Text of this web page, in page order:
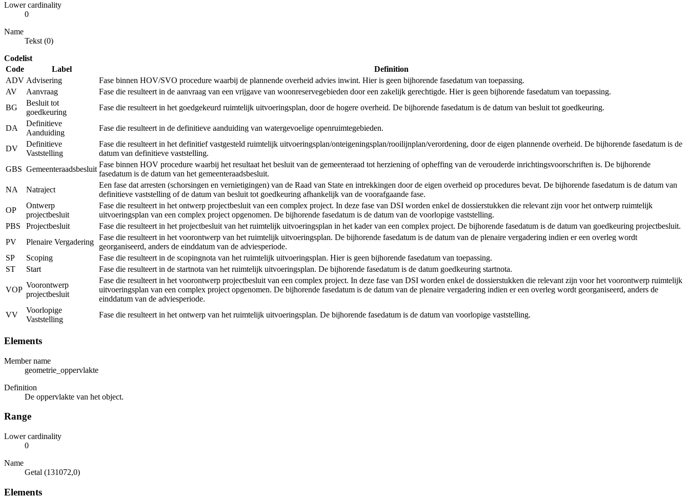
Lower cardinality
0
Name
Tekst (0)
Codelist
Code
Label
Definition
ADV Advisering
Fase binnen HOV/SVO procedure waarbij de plannende overheid advies inwint. Hier is geen bijhorende fasedatum van toepassing.
AV
Aanvraag
Fase die resulteert in de aanvraag van een vrijgave van woonreservegebieden door een zakelijk gerechtigde. Hier is geen bijhorende fasedatum van toepassing.
BG
Besluit tot
goedkeuring
Fase die resulteert in het goedgekeurd ruimtelijk uitvoeringsplan, door de hogere overheid. De bijhorende fasedatum is de datum van besluit tot goedkeuring.
DA
Definitieve
Aanduiding
Fase die resulteert in de definitieve aanduiding van watergevoelige openruimtegebieden.
DV
Definitieve
Vaststelling
Fase die resulteert in het definitief vastgesteld ruimtelijk uitvoeringsplan/onteigeningsplan/rooilijnplan/verordening, door de eigen plannende overheid. De bijhorende fasedatum is de
datum van definitieve vaststelling.
GBS Gemeenteraadsbesluit
Fase binnen HOV procedure waarbij het resultaat het besluit van de gemeenteraad tot herziening of opheffing van de verouderde inrichtingsvoorschriften is. De bijhorende
fasedatum is de datum van het gemeenteraadsbesluit.
NA
Natraject
Een fase dat arresten (schorsingen en vernietigingen) van de Raad van State en intrekkingen door de eigen overheid op procedures bevat. De bijhorende fasedatum is de datum van
definitieve vaststelling of de datum van besluit tot goedkeuring afhankelijk van de voorafgaande fase.
OP
Ontwerp
projectbesluit
Fase die resulteert in het ontwerp projectbesluit van een complex project. In deze fase van DSI worden enkel de dossierstukken die relevant zijn voor het ontwerp ruimtelijk
uitvoeringsplan van een complex project opgenomen. De bijhorende fasedatum is de datum van de voorlopige vaststelling.
PBS
Projectbesluit
Fase die resulteert in het projectbesluit van het ruimtelijk uitvoeringsplan in het kader van een complex project. De bijhorende fasedatum is de datum van goedkeuring projectbesluit.
PV
Plenaire Vergadering
Fase die resulteert in het voorontwerp van het ruimtelijk uitvoeringsplan. De bijhorende fasedatum is de datum van de plenaire vergadering indien er een overleg wordt
georganiseerd, anders de einddatum van de adviesperiode.
SP
Scoping
Fase die resulteert in de scopingnota van het ruimtelijk uitvoeringsplan. Hier is geen bijhorende fasedatum van toepassing.
ST
Start Fase die resulteert in de startnota van het ruimtelijk uitvoeringsplan. De bijhorende fasedatum is de datum goedkeuring startnota.
VOP
Voorontwerp
projectbesluit
Fase die resulteert in het voorontwerp projectbesluit van een complex project. In deze fase van DSI worden enkel de dossierstukken die relevant zijn voor het voorontwerp ruimtelijk
uitvoeringsplan van een complex project opgenomen. De bijhorende fasedatum is de datum van de plenaire vergadering indien er een overleg wordt georganiseerd, anders de
einddatum van de adviesperiode.
VV
Voorlopige
Vaststelling
Fase die resulteert in het ontwerp van het ruimtelijk uitvoeringsplan. De bijhorende fasedatum is de datum van voorlopige vaststelling.
Elements
Member name
geometrie_oppervlakte
Definition
De oppervlakte van het object.
Range
Lower cardinality
0
Name
Getal (131072,0)
Elements